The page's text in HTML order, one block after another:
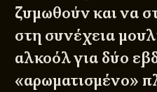
ζυμωθούν και να
στη συνέχεια
αλκοόλ για δύο
«αρωματισμένο»